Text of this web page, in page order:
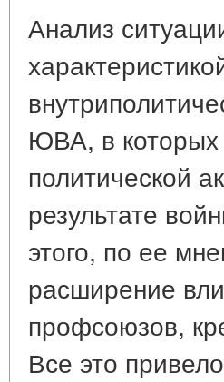
Анализ
ЮВА, в которых
политической
результате
этого, по ее
расширение
профсоюзов,
Все это